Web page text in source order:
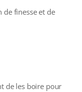
de finesse et de
de les boire pour